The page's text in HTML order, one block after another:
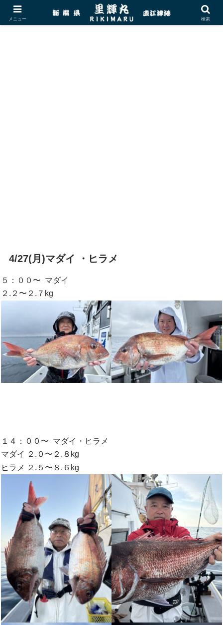
4/27(月)マダイ ・ヒラメ
５：００〜 マダイ
２.２〜２.７kg
１４：００〜 マダイ・ヒラメ
マダイ ２.０〜２.８kg
ヒラメ ２.５〜８.６kg
メニュー 検索